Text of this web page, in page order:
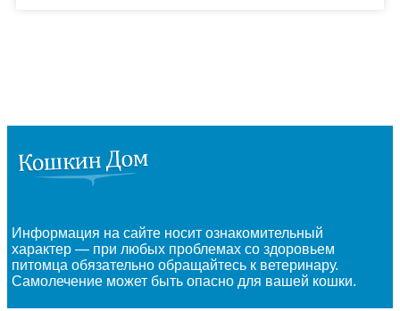
Информация на сайте носит ознакомительный
характер — при любых проблемах со здоровьем
питомца обязательно обращайтесь к ветеринару.
Самолечение может быть опасно для вашей кошки.